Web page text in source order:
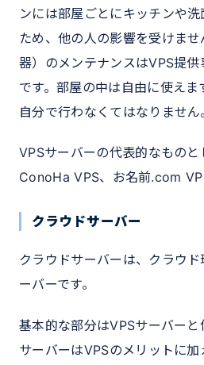
ンには部屋ごとにキッチンや
ため、他の人の影響を受けま
器）のメンテナンスはVPS提
です。部屋の中は自由に使え
自分で行わなくてはなりません
VPSサーバーの代表的なものと
ConoHa VPS、お名前.com
クラウドサーバー
クラウドサーバーは、クラウ
ーバーです。
基本的な部分はVPSサーバーと
サーバーはVPSのメリットに加